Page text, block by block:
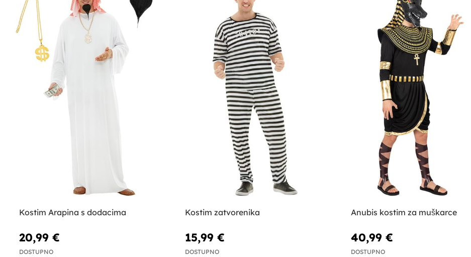
Kostim Arapina s dodacima
20,99 €
DOSTUPNO
Kostim zatvorenika
15,99 €
DOSTUPNO
Anubis kostim za muškarce
40,99 €
DOSTUPNO